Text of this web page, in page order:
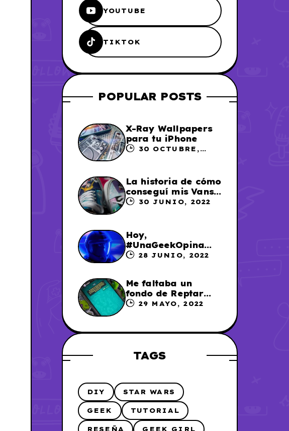
YOUTUBE
TIKTOK
POPULAR POSTS
X-Ray Wallpapers
para tu iPhone
30 OCTUBRE,
La historia de cómo
conseguí mis Vans
X Sailor Moon
30 JUNIO, 2022
Hoy,
#UnaGeekOpina
sobre «Lightyear»
28 JUNIO, 2022
Me faltaba un
fondo de Reptar
para los chats en
29 MAYO, 2022
TAGS
DIY STAR WARS
GEEK TUTORIAL
RESEÑA GEEK GIRL